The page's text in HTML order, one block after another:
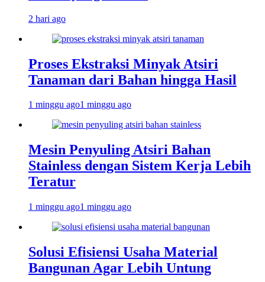
2 hari ago
Proses Ekstraksi Minyak Atsiri
Tanaman dari Bahan hingga Hasil
1 minggu ago1 minggu ago
Mesin Penyuling Atsiri Bahan
Stainless dengan Sistem Kerja Lebih
Teratur
1 minggu ago1 minggu ago
Solusi Efisiensi Usaha Material
Bangunan Agar Lebih Untung